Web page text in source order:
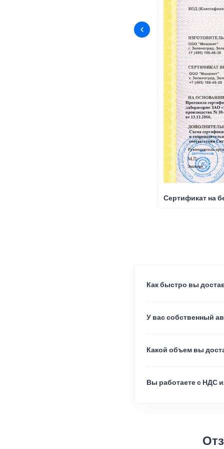
Сертификат на
Как быстро вы
У вас собственный
Какой объем вы
Вы работаете с НДС